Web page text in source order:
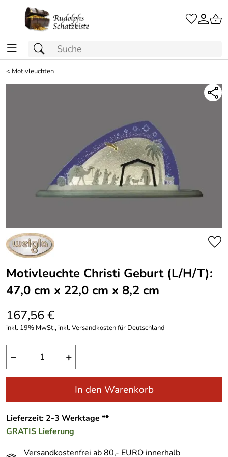
< Motivleuchten
Motivleuchte Christi Geburt (L/H/T):
47,0 cm x 22,0 cm x 8,2 cm
167,56 €
inkl. 19% MwSt., inkl.Versandkostenfür Deutschland
− +
In den Warenkorb
Lieferzeit: 2-3 Werktage **
GRATIS Lieferung
Versandkostenfrei ab 80,- EURO innerhalb